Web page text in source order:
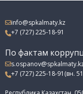
info@spkalmaty.kz
+7 (727) 225-18-91
По фактам
+7 (727) 225-18-91(вн.